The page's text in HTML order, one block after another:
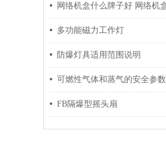
多功能磁力工作灯
防爆灯具适用范围说明
可燃性气体和蒸气的安全参数
FB隔爆型摇头扇